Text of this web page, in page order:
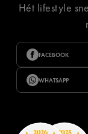
Hét lifestyle
FACEBOOK
WHATSAPP